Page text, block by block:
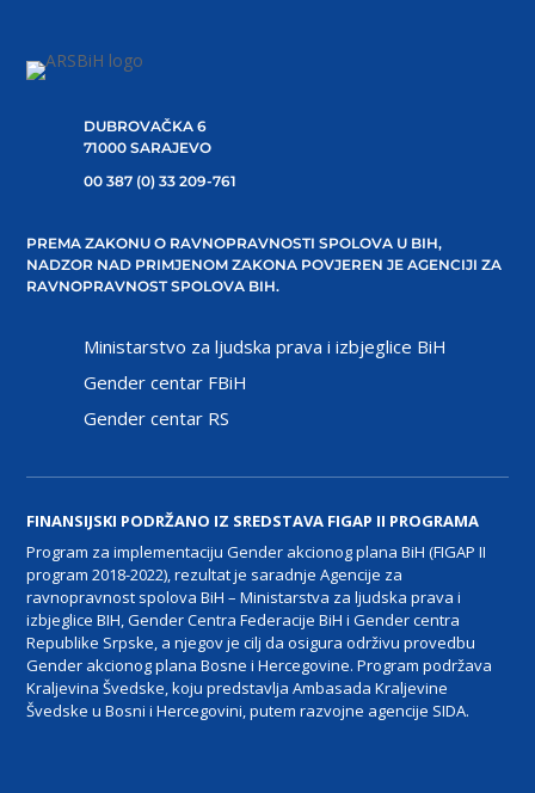
DUBROVAČKA 6
71000 SARAJEVO
00 387 (0) 33 209-761
PREMA ZAKONU O RAVNOPRAVNOSTI SPOLOVA U BIH,
NADZOR NAD PRIMJENOM ZAKONA POVJEREN JE AGENCIJI ZA
RAVNOPRAVNOST SPOLOVA BIH.
Ministarstvo za ljudska prava i izbjeglice BiH
Gender centar FBiH
Gender centar RS
FINANSIJSKI PODRŽANO IZ SREDSTAVA FIGAP II PROGRAMA
Program za implementaciju Gender akcionog plana BiH (FIGAP II
program 2018-2022), rezultat je saradnje Agencije za
ravnopravnost spolova BiH – Ministarstva za ljudska prava i
izbjeglice BIH, Gender Centra Federacije BiH i Gender centra
Republike Srpske, a njegov je cilj da osigura održivu provedbu
Gender akcionog plana Bosne i Hercegovine. Program podržava
Kraljevina Švedske, koju predstavlja Ambasada Kraljevine
Švedske u Bosni i Hercegovini, putem razvojne agencije SIDA.